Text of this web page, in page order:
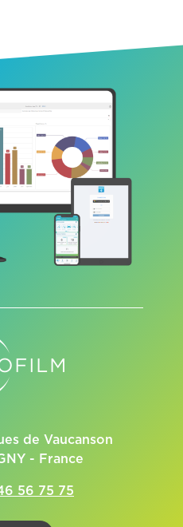
de Vaucanson
- France
56 75 75